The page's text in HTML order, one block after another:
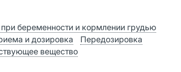
беременности и кормлении грудью
и дозировка
Передозировка
вещество